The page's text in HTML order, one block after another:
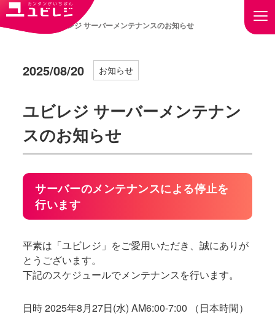
ユビレジ サーバーメンテナンスのお知らせ
2025/08/20 お知らせ
ユビレジ サーバーメンテナン
スのお知らせ
サーバーのメンテナンスによる停止を
行います
平素は「ユビレジ」をご愛用いただき、誠にありが
とうございます。
下記のスケジュールでメンテナンスを行います。
日時 2025年8月27日(水) AM6:00-7:00 （日本時間）